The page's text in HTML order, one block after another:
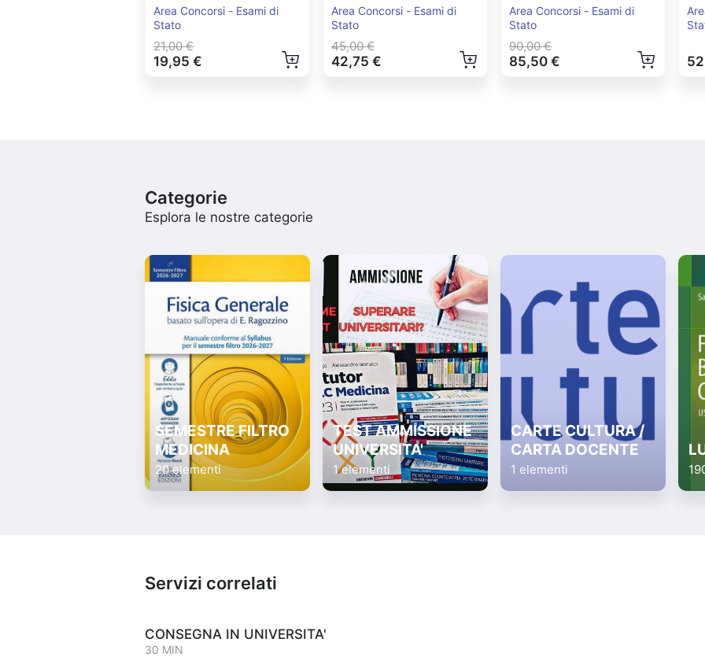
Area Concorsi - Esami di
Stato
21,00 €
19,95 €
Ed.2026
Area Concorsi - Esami di
Stato
45,00 €
42,75 €
2024
Area Concorsi - Esami di
Stato
90,00 €
85,50 €
Categorie
Esplora le nostre categorie
SEMESTRE FILTRO
MEDICINA
20 elementi
TEST AMMISSIONE
UNIVERSITA'
1 elementi
CARTE CULTURA /
CARTA DOCENTE
1 elementi
Servizi correlati
CONSEGNA IN UNIVERSITA'
30 MIN